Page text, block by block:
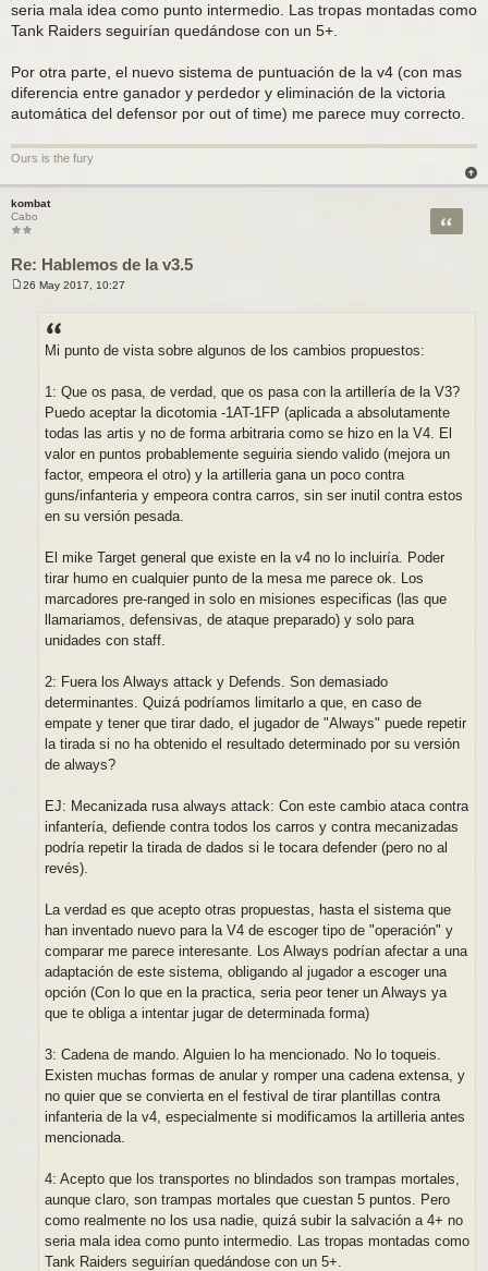
seria mala idea como punto intermedio. Las tropas montadas como
Tank Raiders seguirían quedándose con un 5+.
Por otra parte, el nuevo sistema de puntuación de la v4 (con mas
diferencia entre ganador y perdedor y eliminación de la victoria
automática del defensor por out of time) me parece muy correcto.
Ours is the fury
kombat
Cabo
Re: Hablemos de la v3.5
Citar
26 May 2017, 10:27
Mi punto de vista sobre algunos de los cambios propuestos:
1: Que os pasa, de verdad, que os pasa con la artillería de la V3?
Puedo aceptar la dicotomia -1AT-1FP (aplicada a absolutamente
todas las artis y no de forma arbitraria como se hizo en la V4. El
valor en puntos probablemente seguiria siendo valido (mejora un
factor, empeora el otro) y la artilleria gana un poco contra
guns/infanteria y empeora contra carros, sin ser inutil contra estos
en su versión pesada.
El mike Target general que existe en la v4 no lo incluiría. Poder
tirar humo en cualquier punto de la mesa me parece ok. Los
marcadores pre-ranged in solo en misiones especificas (las que
llamariamos, defensivas, de ataque preparado) y solo para
unidades con staff.
2: Fuera los Always attack y Defends. Son demasiado
determinantes. Quizá podríamos limitarlo a que, en caso de
empate y tener que tirar dado, el jugador de "Always" puede repetir
la tirada si no ha obtenido el resultado determinado por su versión
de always?
EJ: Mecanizada rusa always attack: Con este cambio ataca contra
infantería, defiende contra todos los carros y contra mecanizadas
podría repetir la tirada de dados si le tocara defender (pero no al
revés).
La verdad es que acepto otras propuestas, hasta el sistema que
han inventado nuevo para la V4 de escoger tipo de "operación" y
comparar me parece interesante. Los Always podrían afectar a una
adaptación de este sistema, obligando al jugador a escoger una
opción (Con lo que en la practica, seria peor tener un Always ya
que te obliga a intentar jugar de determinada forma)
3: Cadena de mando. Alguien lo ha mencionado. No lo toqueis.
Existen muchas formas de anular y romper una cadena extensa, y
no quier que se convierta en el festival de tirar plantillas contra
infanteria de la v4, especialmente si modificamos la artilleria antes
mencionada.
4: Acepto que los transportes no blindados son trampas mortales,
aunque claro, son trampas mortales que cuestan 5 puntos. Pero
como realmente no los usa nadie, quizá subir la salvación a 4+ no
seria mala idea como punto intermedio. Las tropas montadas como
Tank Raiders seguirían quedándose con un 5+.